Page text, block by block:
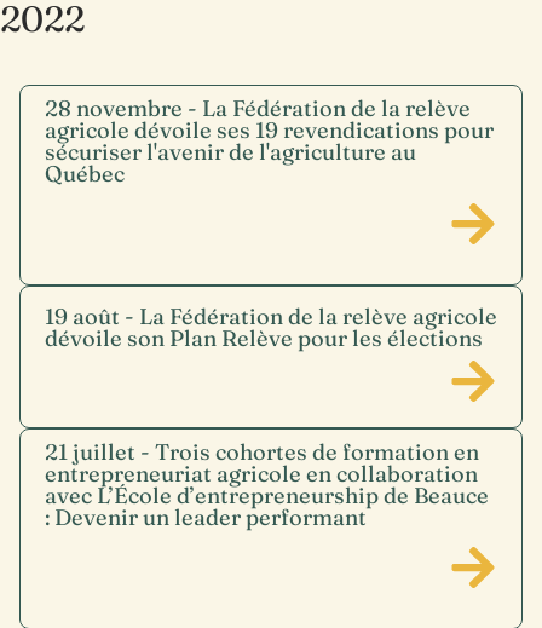
2022
28 novembre - La Fédération de la relève
agricole dévoile ses 19 revendications pour
sécuriser l'avenir de l'agriculture au
Québec
19 août - La Fédération de la relève agricole
dévoile son Plan Relève pour les élections
21 juillet - Trois cohortes de formation en
entrepreneuriat agricole en collaboration
avec L’École d’entrepreneurship de Beauce
: Devenir un leader performant